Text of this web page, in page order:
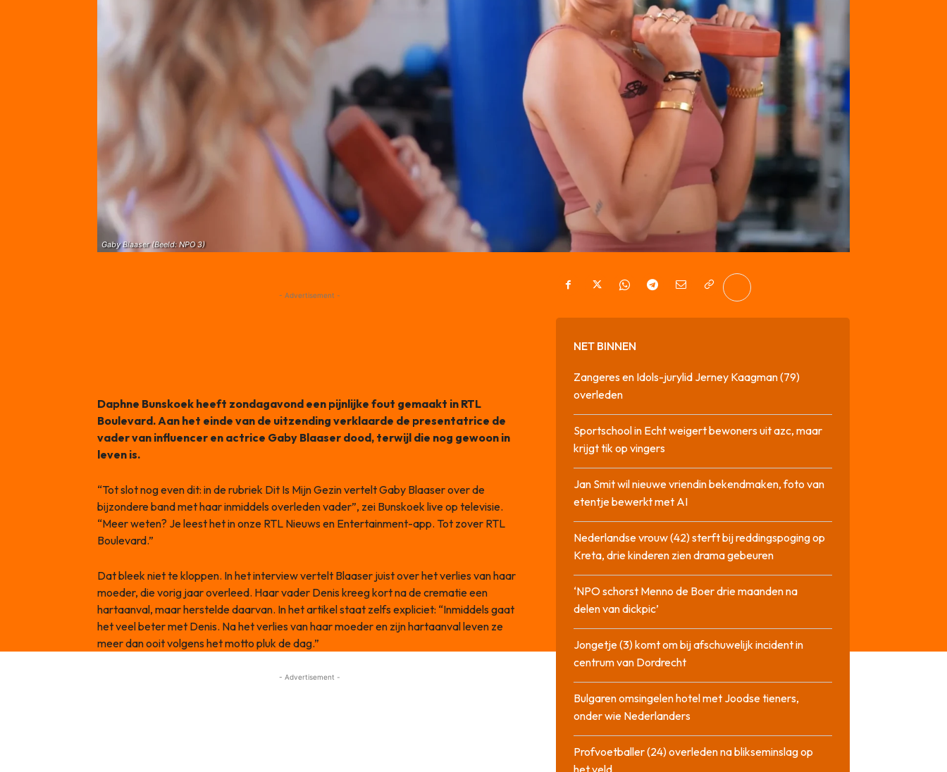
Gaby Blaaser (Beeld: NPO 3)
- Advertisement -
Daphne Bunskoek heeft zondagavond een pijnlijke fout gemaakt in RTL
Boulevard. Aan het einde van de uitzending verklaarde de presentatrice de
vader van influencer en actrice Gaby Blaaser dood, terwijl die nog gewoon in
leven is.
“Tot slot nog even dit: in de rubriek Dit Is Mijn Gezin vertelt Gaby Blaaser over de
bijzondere band met haar inmiddels overleden vader”, zei Bunskoek live op televisie.
“Meer weten? Je leest het in onze RTL Nieuws en Entertainment-app. Tot zover RTL
Boulevard.”
Dat bleek niet te kloppen. In het interview vertelt Blaaser juist over het verlies van haar
moeder, die vorig jaar overleed. Haar vader Denis kreeg kort na de crematie een
hartaanval, maar herstelde daarvan. In het artikel staat zelfs expliciet: “Inmiddels gaat
het veel beter met Denis. Na het verlies van haar moeder en zijn hartaanval leven ze
meer dan ooit volgens het motto pluk de dag.”
- Advertisement -
NET BINNEN
Zangeres en Idols-jurylid Jerney Kaagman (79)
overleden
Sportschool in Echt weigert bewoners uit azc, maar
krijgt tik op vingers
Jan Smit wil nieuwe vriendin bekendmaken, foto van
etentje bewerkt met AI
Nederlandse vrouw (42) sterft bij reddingspoging op
Kreta, drie kinderen zien drama gebeuren
‘NPO schorst Menno de Boer drie maanden na
delen van dickpic’
Jongetje (3) komt om bij afschuwelijk incident in
centrum van Dordrecht
Bulgaren omsingelen hotel met Joodse tieners,
onder wie Nederlanders
Profvoetballer (24) overleden na blikseminslag op